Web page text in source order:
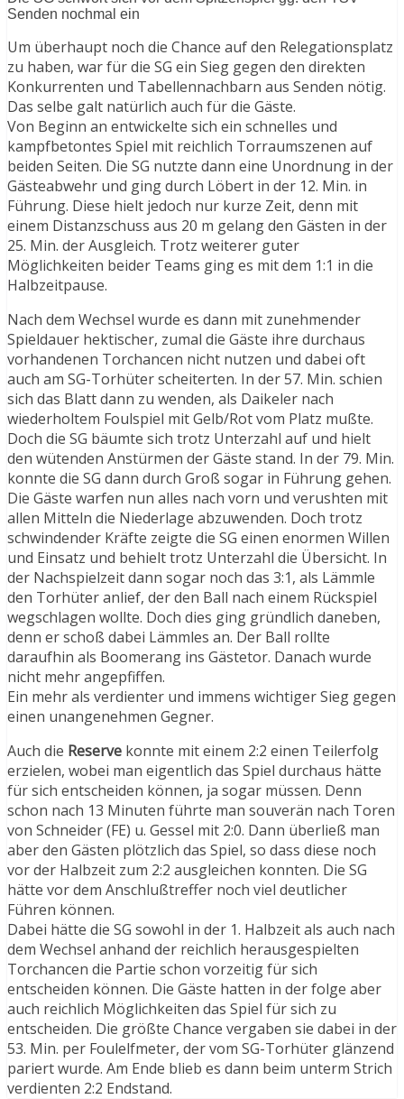
Senden nochmal ein
Um überhaupt noch die Chance auf den Relegationsplatz
zu haben, war für die SG ein Sieg gegen den direkten
Konkurrenten und Tabellennachbarn aus Senden nötig.
Das selbe galt natürlich auch für die Gäste.
Von Beginn an entwickelte sich ein schnelles und
kampfbetontes Spiel mit reichlich Torraumszenen auf
beiden Seiten. Die SG nutzte dann eine Unordnung in der
Gästeabwehr und ging durch Löbert in der 12. Min. in
Führung. Diese hielt jedoch nur kurze Zeit, denn mit
einem Distanzschuss aus 20 m gelang den Gästen in der
25. Min. der Ausgleich. Trotz weiterer guter
Möglichkeiten beider Teams ging es mit dem 1:1 in die
Halbzeitpause.
Nach dem Wechsel wurde es dann mit zunehmender
Spieldauer hektischer, zumal die Gäste ihre durchaus
vorhandenen Torchancen nicht nutzen und dabei oft
auch am SG-Torhüter scheiterten. In der 57. Min. schien
sich das Blatt dann zu wenden, als Daikeler nach
wiederholtem Foulspiel mit Gelb/Rot vom Platz mußte.
Doch die SG bäumte sich trotz Unterzahl auf und hielt
den wütenden Anstürmen der Gäste stand. In der 79. Min.
konnte die SG dann durch Groß sogar in Führung gehen.
Die Gäste warfen nun alles nach vorn und verushten mit
allen Mitteln die Niederlage abzuwenden. Doch trotz
schwindender Kräfte zeigte die SG einen enormen Willen
und Einsatz und behielt trotz Unterzahl die Übersicht. In
der Nachspielzeit dann sogar noch das 3:1, als Lämmle
den Torhüter anlief, der den Ball nach einem Rückspiel
wegschlagen wollte. Doch dies ging gründlich daneben,
denn er schoß dabei Lämmles an. Der Ball rollte
daraufhin als Boomerang ins Gästetor. Danach wurde
nicht mehr angepfiffen.
Ein mehr als verdienter und immens wichtiger Sieg gegen
einen unangenehmen Gegner.
Auch die Reserve konnte mit einem 2:2 einen Teilerfolg
erzielen, wobei man eigentlich das Spiel durchaus hätte
für sich entscheiden können, ja sogar müssen. Denn
schon nach 13 Minuten führte man souverän nach Toren
von Schneider (FE) u. Gessel mit 2:0. Dann überließ man
aber den Gästen plötzlich das Spiel, so dass diese noch
vor der Halbzeit zum 2:2 ausgleichen konnten. Die SG
hätte vor dem Anschlußtreffer noch viel deutlicher
Führen können.
Dabei hätte die SG sowohl in der 1. Halbzeit als auch nach
dem Wechsel anhand der reichlich herausgespielten
Torchancen die Partie schon vorzeitig für sich
entscheiden können. Die Gäste hatten in der folge aber
auch reichlich Möglichkeiten das Spiel für sich zu
entscheiden. Die größte Chance vergaben sie dabei in der
53. Min. per Foulelfmeter, der vom SG-Torhüter glänzend
pariert wurde. Am Ende blieb es dann beim unterm Strich
verdienten 2:2 Endstand.